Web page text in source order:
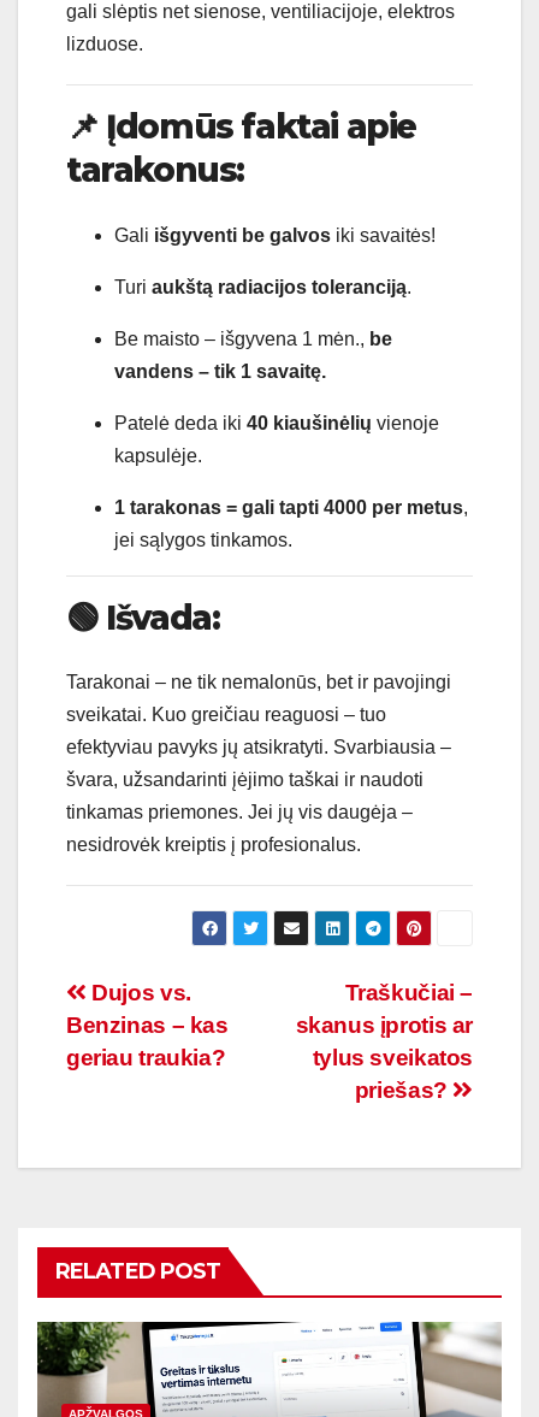
gali slėptis net sienose, ventiliacijoje, elektros
lizduose.
📌 Įdomūs faktai apie
tarakonus:
Gali išgyventi be galvos iki savaitės!
Turi aukštą radiacijos toleranciją.
Be maisto – išgyvena 1 mėn., be
vandens – tik 1 savaitę.
Patelė deda iki 40 kiaušinėlių vienoje
kapsulėje.
1 tarakonas = gali tapti 4000 per metus,
jei sąlygos tinkamos.
🟢 Išvada:
Tarakonai – ne tik nemalonūs, bet ir pavojingi
sveikatai. Kuo greičiau reaguosi – tuo
efektyviau pavyks jų atsikratyti. Svarbiausia –
švara, užsandarinti įėjimo taškai ir naudoti
tinkamas priemones. Jei jų vis daugėja –
nesidrovėk kreiptis į profesionalus.
Navigacija
tarp
Traškučiai –
skanus įprotis ar
tylus sveikatos
priešas?
Dujos vs.
Benzinas – kas
geriau traukia?
RELATED POST
APŽVALGOS